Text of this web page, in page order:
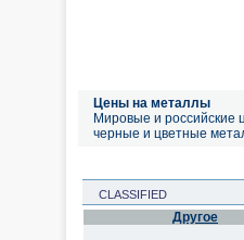
Цены на металлы
Мировые и российские
черные и цветные
CLASSIFIED
Другое